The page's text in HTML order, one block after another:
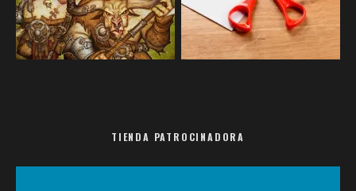
TIENDA PATROCINADORA